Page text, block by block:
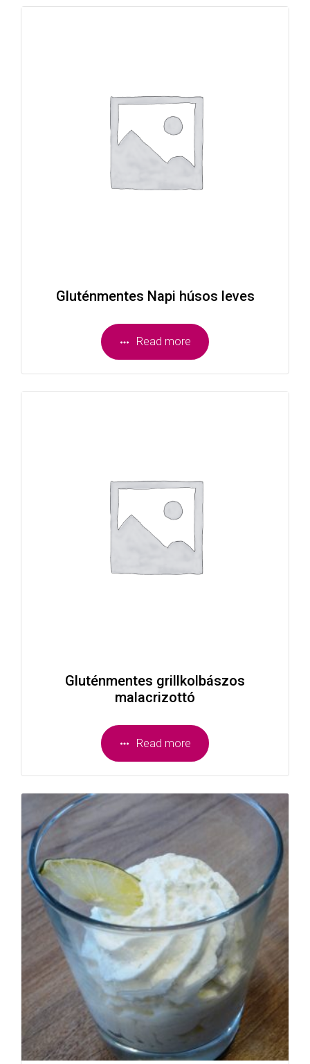
Gluténmentes Napi húsos leves
Read more
Gluténmentes grillkolbászos
malacrizottó
Read more